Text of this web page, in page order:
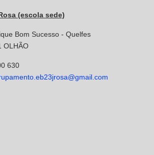
(escola sede)
Bom Sucesso - Quelfes
630